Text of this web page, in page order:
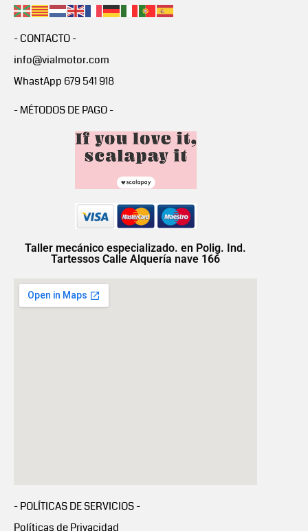
- CONTACTO -
info@vialmotor.com
WhastApp 679 541 918
- MÉTODOS DE PAGO -
Taller mecánico especializado. en Polig. Ind.
Tartessos Calle Alquería nave 166
- POLÍTICAS DE SERVICIOS -
Políticas de Privacidad